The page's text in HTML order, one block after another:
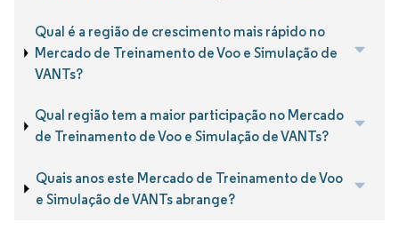
Qual é a região de crescimento mais rápido no
Mercado de Treinamento de Voo e Simulação de
VANTs?
Qual região tem a maior participação no Mercado
de Treinamento de Voo e Simulação de VANTs?
Quais anos este Mercado de Treinamento de Voo
e Simulação de VANTs abrange?